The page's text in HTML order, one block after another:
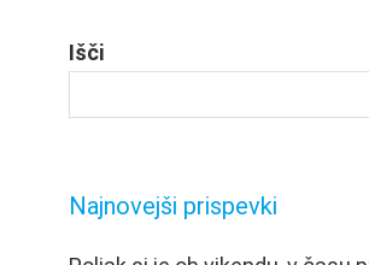
Išči
Najnovejši prispevki